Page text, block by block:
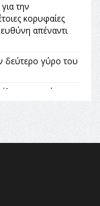
την
κορυφαίες
απέναντι
γύρο του
Παγκόσμιας
η απόφαση Ο
πολιτιστικό
την
ΓΙΑ ΠΑΙΔΙΑ
στην Ενωτική
Μακεδονίας